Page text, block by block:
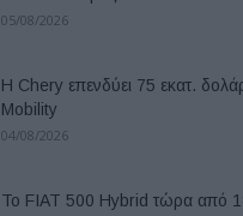
05/08/2026
Η Chery επενδύει 75 εκατ.
Mobility
04/08/2026
Το FIAT 500 Hybrid τώρα από